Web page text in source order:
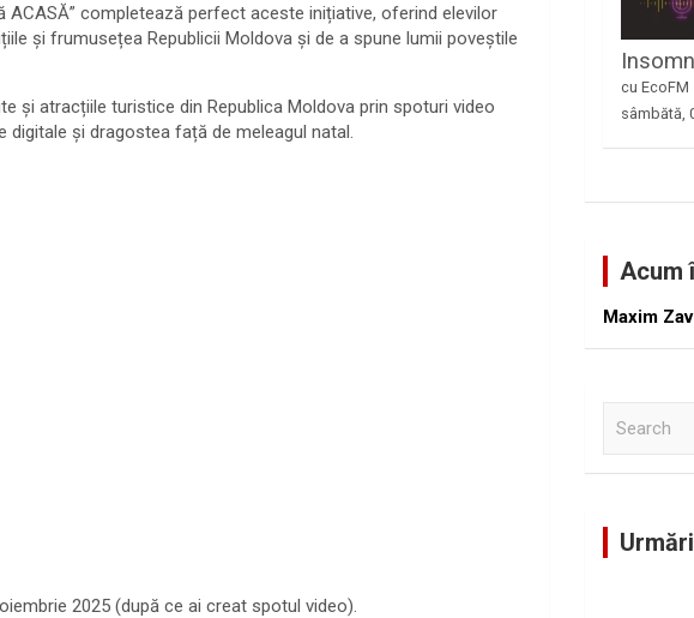
completează perfect aceste inițiative, oferind elevilor
și frumusețea Republicii Moldova și de a spune lumii poveștile
și atracțiile turistice din Republica Moldova prin spoturi video
digitale și dragostea față de meleagul natal.
2025 (după ce ai creat spotul video).
cu EcoFM
sâmbătă,
Acum
Maxim